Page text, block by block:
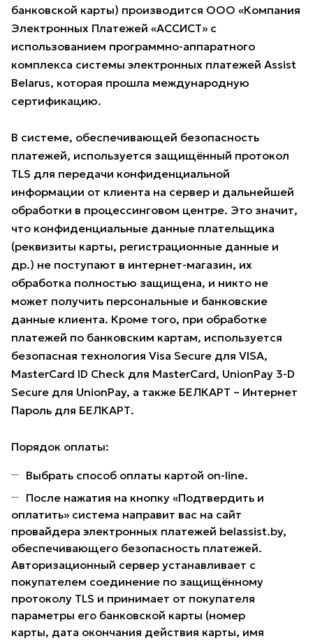
банковской карты) производится ООО «Компания
Электронных Платежей «АССИСТ» с
использованием программно-аппаратного
комплекса системы электронных платежей Assist
Belarus, которая прошла международную
сертификацию.
В системе, обеспечивающей безопасность
платежей, используется защищённый протокол
TLS для передачи конфиденциальной
информации от клиента на сервер и дальнейшей
обработки в процессинговом центре. Это значит,
что конфиденциальные данные плательщика
(реквизиты карты, регистрационные данные и
др.) не поступают в интернет-магазин, их
обработка полностью защищена, и никто не
может получить персональные и банковские
данные клиента. Кроме того, при обработке
платежей по банковским картам, используется
безопасная технология Visa Secure для VISA,
MasterCard ID Check для MasterCard, UnionPay 3-D
Secure для UnionPay, а также БЕЛКАРТ – Интернет
Пароль для БЕЛКАРТ.
Порядок оплаты:
Выбрать способ оплаты картой on-line.
После нажатия на кнопку «Подтвердить и
оплатить» система направит вас на сайт
провайдера электронных платежей belassist.by,
обеспечивающего безопасность платежей.
Авторизационный сервер устанавливает с
покупателем соединение по защищённому
протоколу TLS и принимает от покупателя
параметры его банковской карты (номер
карты, дата окончания действия карты, имя